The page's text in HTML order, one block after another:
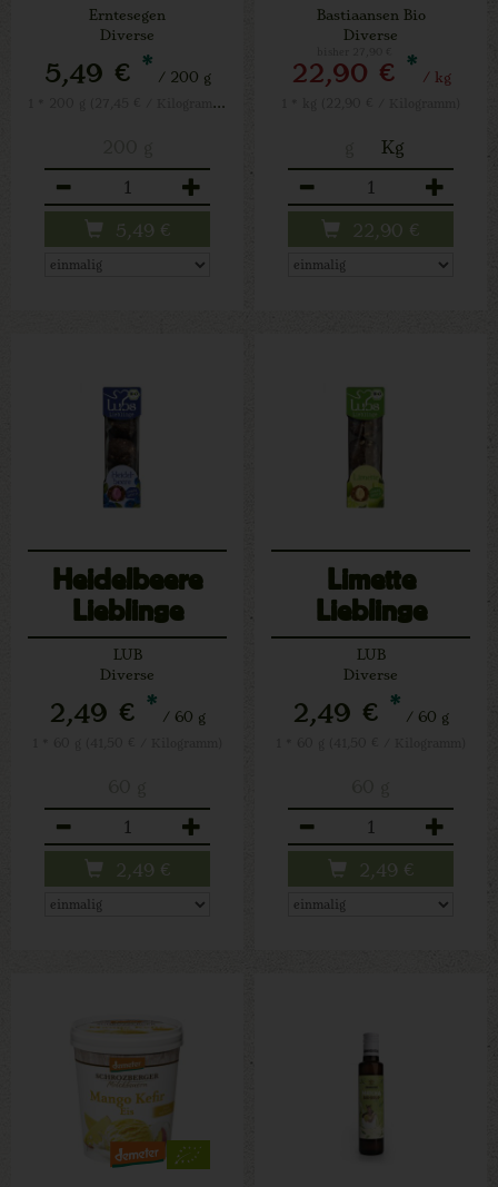
Erntesegen
Diverse
5,49 € * / 200 g
1 * 200 g (27,45 € / Kilogramm)
5,49 €
Bastiaansen Bio
Diverse
22,90 € * / kg
Kg
22,90 €
Heidelbeere
Lieblinge
LUB
Diverse
2,49 € * / 60 g
2,49 €
Limette
Lieblinge
LUB
Diverse
2,49 € * / 60 g
2,49 €